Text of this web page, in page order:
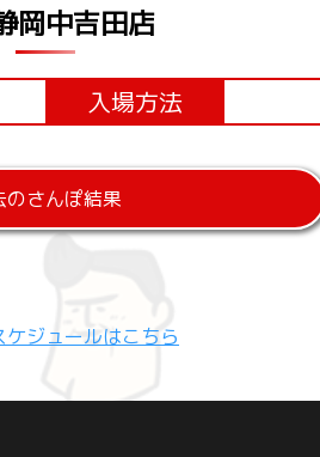
岡中吉田店
入場方法
のさんぽ結果
ケジュールはこちら